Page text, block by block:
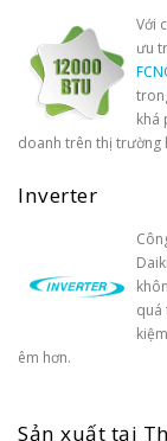
Với
ưu
khá
doanh trên thị trường
Inverter
quá
êm hơn.
Sản xuất tại